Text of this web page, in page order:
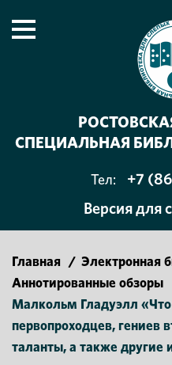
СПЕЦИАЛЬНАЯ
Тел:
+7
Версия для
Главная / Электронная
Аннотированные обзоры
Малкольм Гладуэлл
первопроходцев, гениев
таланты, а также другие